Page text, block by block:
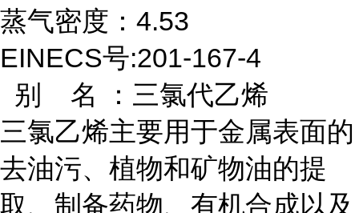
蒸气密度：4.53
EINECS号:201-167-4
别 名 ：三氯代乙烯
三氯乙烯主要用于金属表面的
去油污、植物和矿物油的提
取、制备药物、有机合成以及